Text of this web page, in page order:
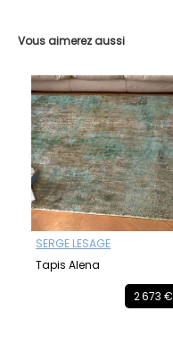
Vous aimerez aussi
SERGE LESAGE
Tapis Alena
2 673 €